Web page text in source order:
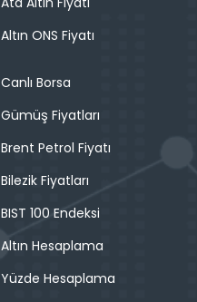
Altın ONS Fiyatı
Canlı Borsa
Gümüş Fiyatları
Brent Petrol Fiyatı
Bilezik Fiyatları
BIST 100 Endeksi
Altın Hesaplama
Yüzde Hesaplama